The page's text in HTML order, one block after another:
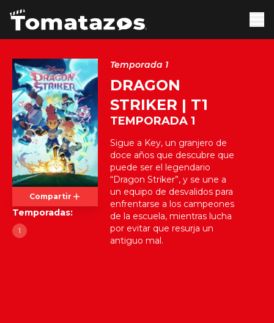
Compartir
Temporadas:
1
Temporada 1
DRAGON
STRIKER | T1
TEMPORADA 1
Sigue a Key, un granjero de
doce años que descubre que
puede ser el legendario
“Dragon Striker”, y se une a
un equipo de desvalidos para
enfrentarse a los campeones
de la escuela, mientras lucha
por evitar que resurja un
antiguo mal.